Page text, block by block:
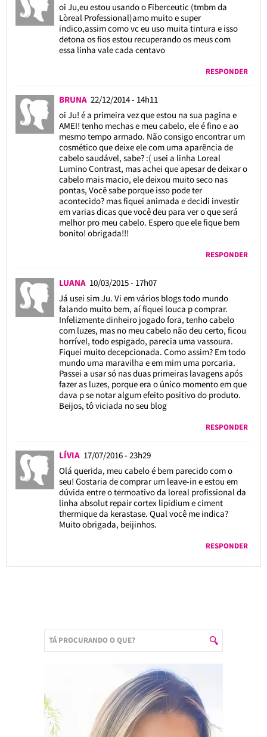
oi Ju,eu estou usando o Fiberceutic (tmbm da
Lòreal Professional)amo muito e super
indico,assim como vc eu uso muita tintura e isso
detona os fios estou recuperando os meus com
essa linha vale cada centavo
RESPONDER
BRUNA 22/12/2014 - 14h11
oi Ju! é a primeira vez que estou na sua pagina e
AMEI! tenho mechas e meu cabelo, ele é fino e ao
mesmo tempo armado. Não consigo encontrar um
cosmético que deixe ele com uma aparência de
cabelo saudável, sabe? :( usei a linha Loreal
Lumino Contrast, mas achei que apesar de deixar o
cabelo mais macio, ele deixou muito seco nas
pontas, Você sabe porque isso pode ter
acontecido? mas fiquei animada e decidi investir
em varias dicas que você deu para ver o que será
melhor pro meu cabelo. Espero que ele fique bem
bonito! obrigada!!!
RESPONDER
LUANA 10/03/2015 - 17h07
Já usei sim Ju. Vi em vários blogs todo mundo
falando muito bem, aí fiquei louca p comprar.
Infelizmente dinheiro jogado fora, tenho cabelo
com luzes, mas no meu cabelo não deu certo, ficou
horrível, todo espigado, parecia uma vassoura.
Fiquei muito decepcionada. Como assim? Em todo
mundo uma maravilha e em mim uma porcaria.
Passei a usar só nas duas primeiras lavagens após
fazer as luzes, porque era o único momento em que
dava p se notar algum efeito positivo do produto.
Beijos, tô viciada no seu blog
RESPONDER
LÍVIA 17/07/2016 - 23h29
Olá querida, meu cabelo é bem parecido com o
seu! Gostaria de comprar um leave-in e estou em
dúvida entre o termoativo da loreal profissional da
linha absolut repair cortex lipidium e ciment
thermique da kerastase. Qual você me indica?
Muito obrigada, beijinhos.
RESPONDER